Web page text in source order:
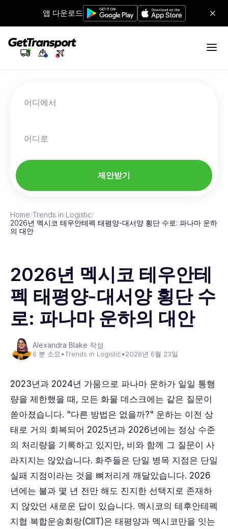
앱 다운로드
어디에서
어디로
제안받기
Home/Trends in Logistic/
2026년 멕시코 테우안테펙 태평양-대서양 횡단 수로: 파나마 운하
의 대안
2026년 멕시코 테우안테
펙 태평양-대서양 횡단 수
로: 파나마 운하의 대안
Alexandra Blake 작성
6 분 소요 •Trends in Logistic•2026년 6월 23일
2023년과 2024년 가뭄으로 파나마 운하가 일일 통행
량을 제한했을 때, 모든 화물 데스크에는 같은 질문이
쏟아졌습니다. "다른 방법은 없을까?" 운하는 이전 상
태로 거의 회복되어 2025년과 2026년에는 정상 수준
의 처리량을 기록하고 있지만, 비와 함께 그 질문이 사
라지지는 않았습니다. 화주들은 단일 병목 지점은 단일
실패 지점이라는 것을 뼈저리게 깨달았습니다. 2026
년에는 불과 몇 년 전만 해도 진지한 선택지로 존재하
지 않았던 새로운 답이 있습니다. 멕시코의 테후안테펙
지협 복합운송회랑(CIIT)은 태평양과 멕시코만을 잇는